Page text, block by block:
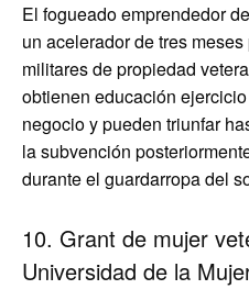
El fogueado emprendedor
un acelerador de tres
militares de propiedad
obtienen educación
negocio y pueden triunfar
la subvención
durante el guardarropa del
10. Grant de mujer
Universidad de la